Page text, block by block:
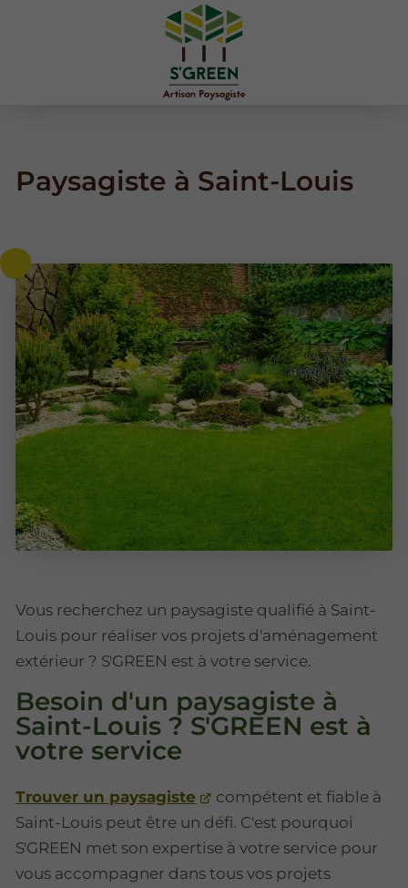
Paysagiste à Saint-Louis
Vous recherchez un paysagiste qualifié à Saint-
Louis pour réaliser vos projets d'aménagement
extérieur ? S'GREEN est à votre service.
Besoin d'un paysagiste à
Saint-Louis ? S'GREEN est à
votre service
Trouver un paysagiste
compétent et fiable à
Saint-Louis peut être un défi. C'est pourquoi
S'GREEN met son expertise à votre service pour
vous accompagner dans tous vos projets